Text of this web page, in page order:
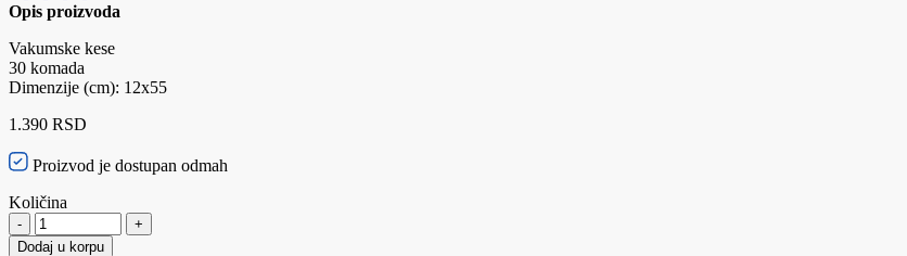
Opis proizvoda
Vakumske kese
30 komada
Dimenzije (cm): 12x55
1.390 RSD
Proizvod je dostupan odmah
Količina
-
+
Dodaj u korpu